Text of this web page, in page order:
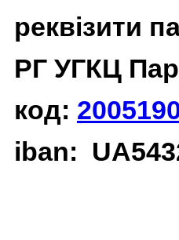
реквізити
РГ УГКЦ
код:
iban: